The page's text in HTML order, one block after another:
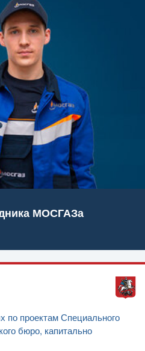
МОСГАЗа
по проектам Специального
бюро, капитально